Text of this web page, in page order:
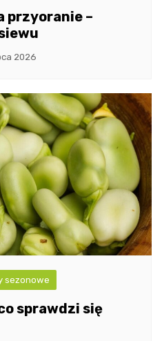
przyoranie –
2026
sezonowe
sprawdzi się